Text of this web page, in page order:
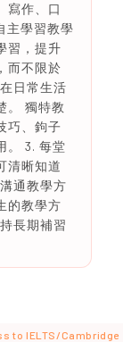
寫作、口
主學習教學
習，提升
而不限於
日常生活
。 獨特教
巧、鉤子
。 3. 每堂
清晰知道
通教學方
的教學方
長期補習
to IELTS/